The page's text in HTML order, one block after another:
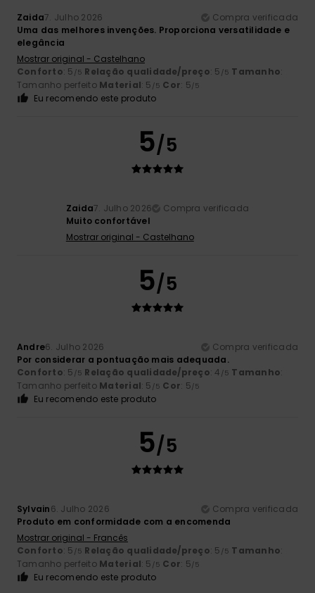
Zaida7. Julho 2026
Compra verificada
Uma das melhores invenções. Proporciona versatilidade e
elegância
Mostrar original - Castelhano
Conforto: 5 /5 Relação qualidade/preço: 5 /5 Tamanho:
Tamanho perfeito Material: 5 /5 Cor: 5/5
Eu recomendo este produto
5/5
Zaida7. Julho 2026
Compra verificada
Muito confortável
Mostrar original - Castelhano
5/5
Andre6. Julho 2026
Compra verificada
Por considerar a pontuação mais adequada.
Conforto: 5 /5 Relação qualidade/preço: 4 /5 Tamanho:
Tamanho perfeito Material: 5 /5 Cor: 5/5
Eu recomendo este produto
5/5
Sylvain6. Julho 2026
Compra verificada
Produto em conformidade com a encomenda
Mostrar original - Francês
Conforto: 5 /5 Relação qualidade/preço: 5 /5 Tamanho:
Tamanho perfeito Material: 5 /5 Cor: 5/5
Eu recomendo este produto